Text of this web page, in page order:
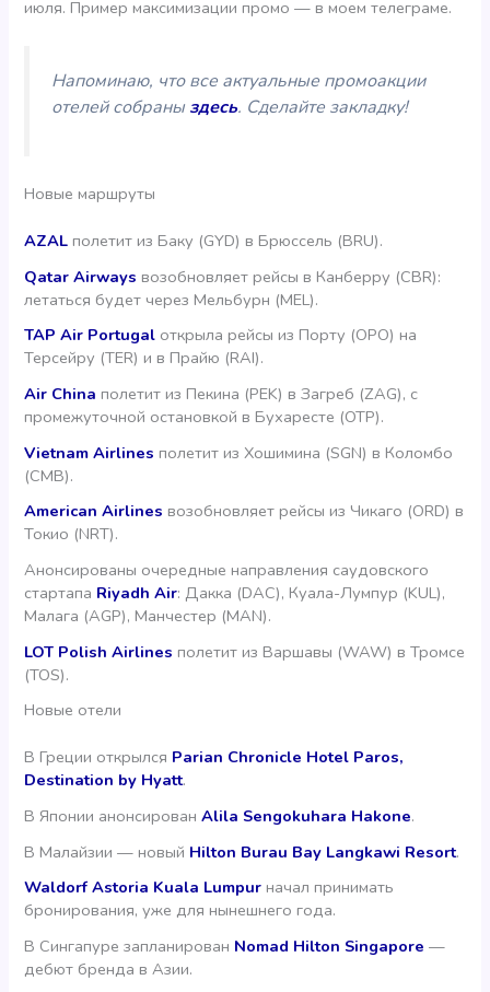
июля. Пример максимизации промо — в моем телеграме.
Напоминаю, что все актуальные промоакции
отелей собраныздесь. Сделайте закладку!
Новые маршруты
AZALполетит из Баку (GYD) в Брюссель (BRU).
Qatar Airways возобновляет рейсы в Канберру (CBR):
летаться будет через Мельбурн (MEL).
TAP Air Portugal открыла рейсы из Порту (OPO) на
Терсейру (TER) и в Прайю (RAI).
Air China полетит из Пекина (PEK) в Загреб (ZAG), с
промежуточной остановкой в Бухаресте (OTP).
Vietnam Airlines полетит из Хошимина (SGN) в Коломбо
(CMB).
American Airlines возобновляет рейсы из Чикаго (ORD) в
Токио (NRT).
Анонсированы очередные направления саудовского
стартапа Riyadh Air: Дакка (DAC), Куала-Лумпур (KUL),
Малага (AGP), Манчестер (MAN).
LOT Polish Airlinesполетит из Варшавы (WAW) в Тромсе
(TOS).
Новые отели
В Греции открылся Parian Chronicle Hotel Paros,
Destination by Hyatt.
В Японии анонсированAlila Sengokuhara Hakone.
В Малайзии — новый Hilton Burau Bay Langkawi Resort.
Waldorf Astoria Kuala Lumpur начал принимать
бронирования, уже для нынешнего года.
В Сингапуре запланирован Nomad Hilton Singapore—
дебют бренда в Азии.